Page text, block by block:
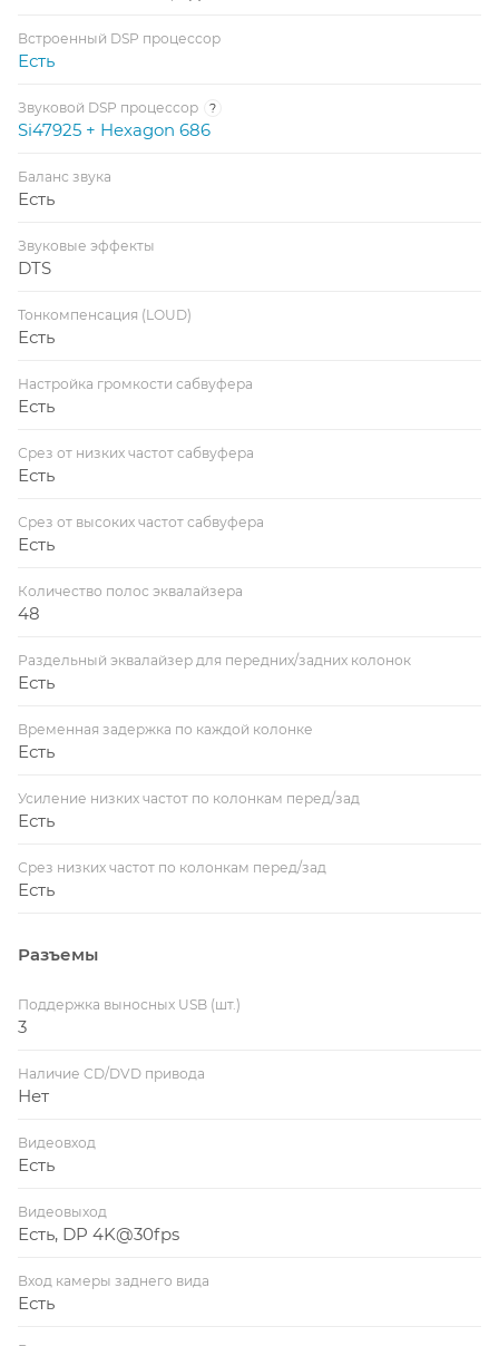
Встроенный DSP процессор
Есть
Звуковой DSP процессор ?
Si47925 + Hexagon 686
Баланс звука
Есть
Звуковые эффекты
DTS
Тонкомпенсация (LOUD)
Есть
Настройка громкости сабвуфера
Есть
Срез от низких частот сабвуфера
Есть
Срез от высоких частот сабвуфера
Есть
Количество полос эквалайзера
48
Раздельный эквалайзер для передних/задних колонок
Есть
Временная задержка по каждой колонке
Есть
Усиление низких частот по колонкам перед/зад
Есть
Срез низких частот по колонкам перед/зад
Есть
Разъемы
Поддержка выносных USB (шт.)
3
Наличие CD/DVD привода
Нет
Видеовход
Есть
Видеовыход
Есть, DP 4K@30fps
Вход камеры заднего вида
Есть